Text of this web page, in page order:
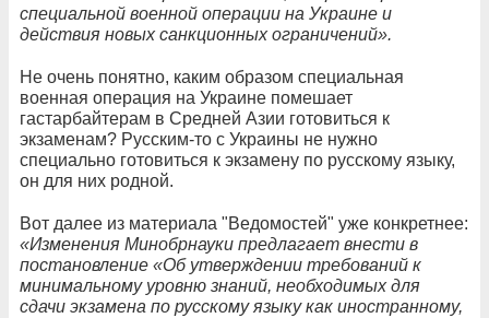
специальной военной операции на Украине и
действия новых санкционных ограничений».
Не очень понятно, каким образом специальная
военная операция на Украине помешает
гастарбайтерам в Средней Азии готовиться к
экзаменам? Русским-то с Украины не нужно
специально готовиться к экзамену по русскому языку,
он для них родной.
Вот далее из материала "Ведомостей" уже конкретнее:
«Изменения Минобрнауки предлагает внести в
постановление «Об утверждении требований к
минимальному уровню знаний, необходимых для
сдачи экзамена по русскому языку как иностранному,